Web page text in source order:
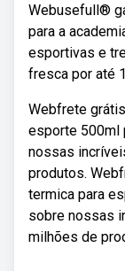
Webusefull®
para a
esportivas e
fresca por até
Webfrete
esporte 500ml
nossas
produtos.
termica para
sobre nossas
milhões de